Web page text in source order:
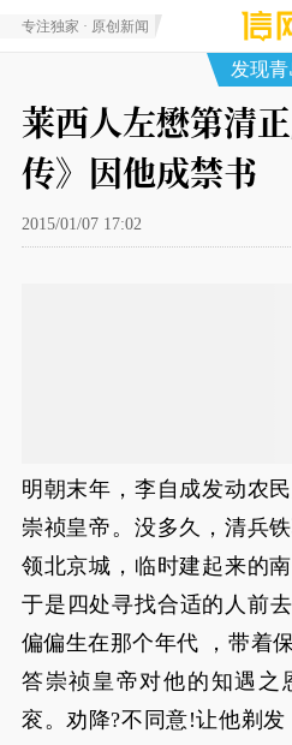
专注独家 · 原创新闻
发现青
莱西人左懋第清
传》因他成禁书
2015/01/07 17:02
明朝末年，李自成发动农
崇祯皇帝。没多久，清兵
领北京城，临时建起来的
于是四处寻找合适的人前
偏偏生在那个年代 ，带着
答崇祯皇帝对他的知遇之
衮。劝降?不同意!让他剃